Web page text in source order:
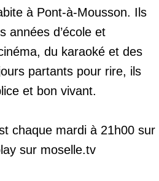
à Pont-à-Mousson. Ils
années d’école et
du karaoké et des
partants pour rire, ils
et bon vivant.
chaque mardi à 21h00 sur
sur moselle.tv